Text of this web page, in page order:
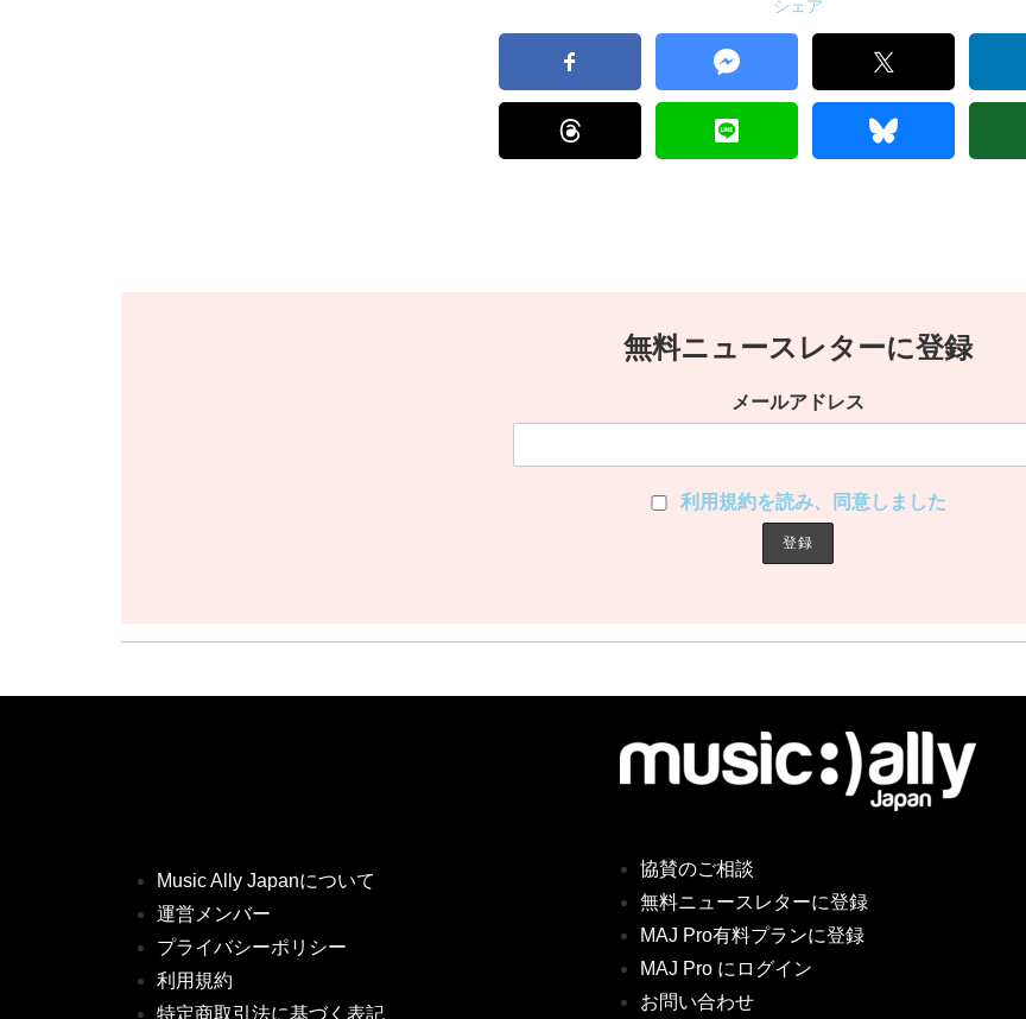
シェア
無料ニュースレターに登録
メールアドレス
利用規約を読み、同意しました
Music Ally Japanについて
運営メンバー
プライバシーポリシー
利用規約
特定商取引法に基づく表記
協賛のご相談
無料ニュースレターに登録
MAJ Pro有料プランに登録
MAJ Pro にログイン
お問い合わせ